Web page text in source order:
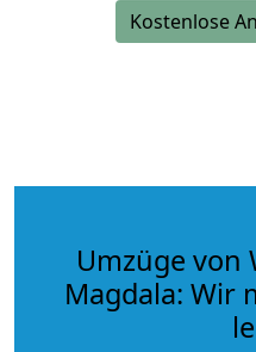
Kostenlose
Umzüge von
Magdala: Wir